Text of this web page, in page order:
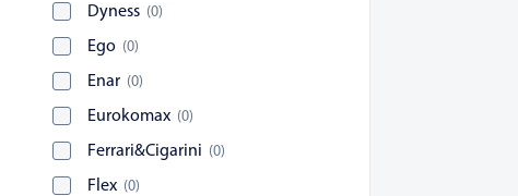
Dyness (0)
Ego (0)
Enar (0)
Eurokomax (0)
Ferrari&Cigarini (0)
Flex (0)